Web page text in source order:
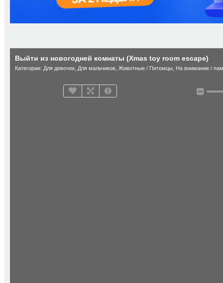
Выйти из новогодней комнаты (Xmas toy room escape)
Категории: Для девочек Для мальчиков Животные / Питомцы На внимание /